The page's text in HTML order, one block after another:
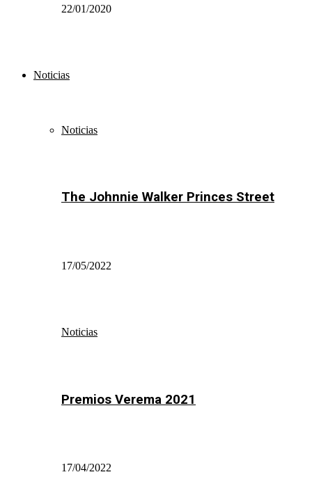
22/01/2020
Noticias
Noticias
The Johnnie Walker Princes Street
17/05/2022
Noticias
Premios Verema 2021
17/04/2022